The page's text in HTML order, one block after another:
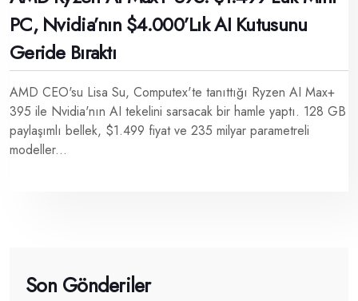
PC, Nvidia’nın $4.000’lık AI Kutusunu
Geride Bıraktı
AMD CEO'su Lisa Su, Computex'te tanıttığı Ryzen AI Max+
395 ile Nvidia'nın AI tekelini sarsacak bir hamle yaptı. 128 GB
paylaşımlı bellek, $1.499 fiyat ve 235 milyar parametreli
modeller...
Son Gönderiler